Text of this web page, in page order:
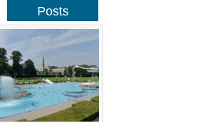
Posts